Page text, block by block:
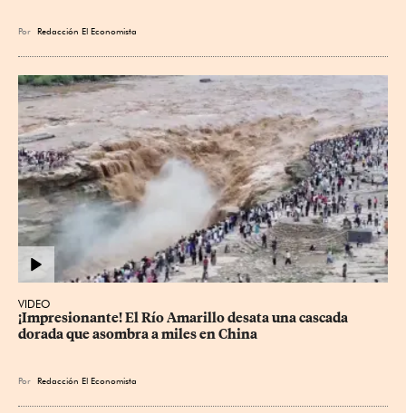
Por Redacción El Economista
VIDEO
¡Impresionante! El Río Amarillo desata una cascada
dorada que asombra a miles en China
Por Redacción El Economista